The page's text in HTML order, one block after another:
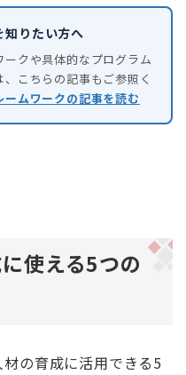
知りたい方へ
クや具体的なプログラム
こちらの記事もご参照く
ムワークの記事を読む
使える5つの
の育成に活用できる5